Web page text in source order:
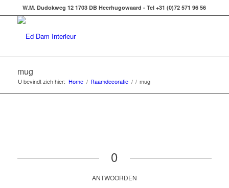
W.M. Dudokweg 12 1703 DB Heerhugowaard - Tel +31 (0)72 571 96 56
mug
U bevindt zich hier: Home / Raamdecoratie / / mug
0
ANTWOORDEN